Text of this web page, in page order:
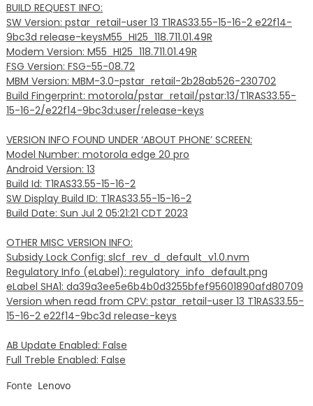
BUILD REQUEST INFO:
SW Version: pstar_retail-user 13 T1RAS33.55-15-16-2 e22f14-
9bc3d release-keysM55_HI25_118.711.01.49R
Modem Version: M55_HI25_118.711.01.49R
FSG Version: FSG-55-08.72
MBM Version: MBM-3.0-pstar_retail-2b28ab526-230702
Build Fingerprint: motorola/pstar_retail/pstar:13/T1RAS33.55-
15-16-2/e22f14-9bc3d:user/release-keys
VERSION INFO FOUND UNDER ‘ABOUT PHONE’ SCREEN:
Model Number: motorola edge 20 pro
Android Version: 13
Build Id: T1RAS33.55-15-16-2
SW Display Build ID: T1RAS33.55-15-16-2
Build Date: Sun Jul 2 05:21:21 CDT 2023
OTHER MISC VERSION INFO:
Subsidy Lock Config: slcf_rev_d_default_v1.0.nvm
Regulatory Info (eLabel): regulatory_info_default.png
eLabel SHA1: da39a3ee5e6b4b0d3255bfef95601890afd80709
Version when read from CPV: pstar_retail-user 13 T1RAS33.55-
15-16-2 e22f14-9bc3d release-keys
AB Update Enabled: False
Full Treble Enabled: False
Fonte Lenovo